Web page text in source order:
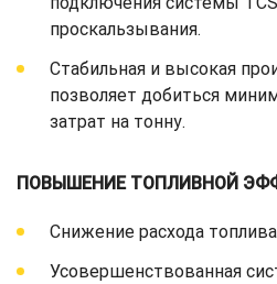
проскальзывания.
Стабильная и высокая
позволяет добиться
затрат на тонну.
ПОВЫШЕНИЕ ТОПЛИВНОЙ
Снижение расхода топлива
Усовершенствованная